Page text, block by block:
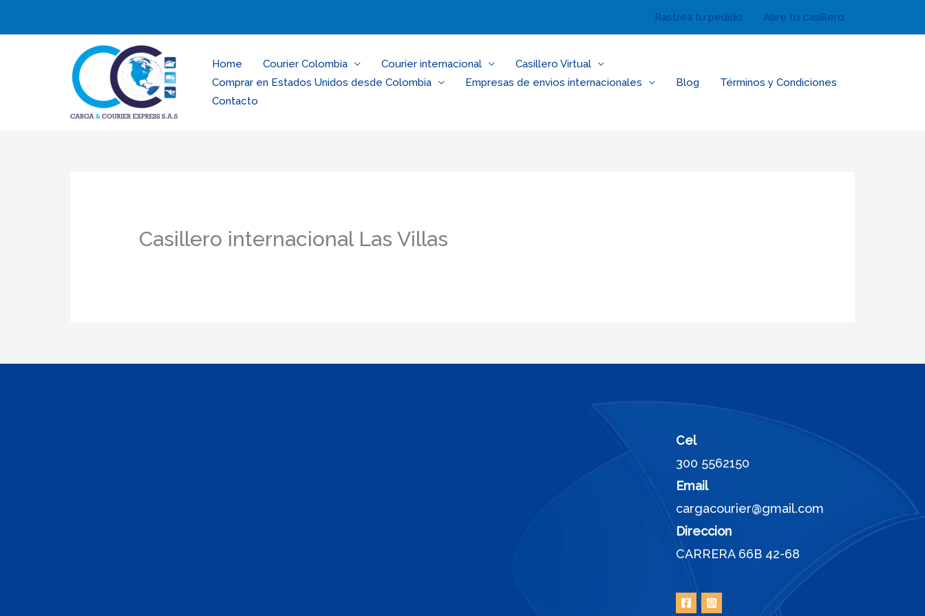
Rastrea tu pedido Abre tu casillero
Home Courier Colombia Courier internacional
Casillero Virtual
Comprar en Estados Unidos desde Colombia
Empresas de envios internacionales Blog
Términos y Condiciones
Contacto
Casillero internacional Las Villas
Cel
300 5562150
Email
cargacourier@gmail.com
Direccion
CARRERA 66B 42-68